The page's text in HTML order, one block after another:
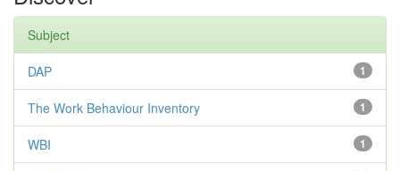
Subject
1
DAP
1
The Work Behaviour Inventory
1
WBI